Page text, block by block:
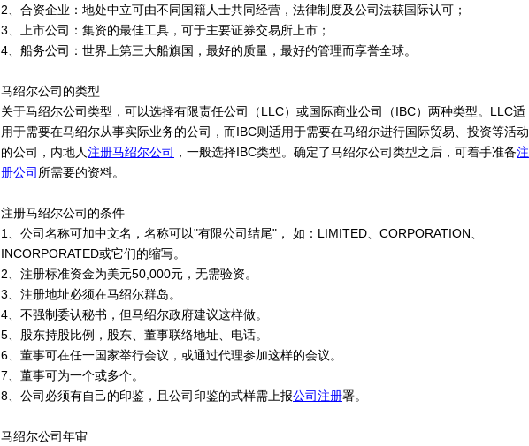
2、合资企业：地处中立可由不同国籍人士共同经营，法律制度及公司法获国际认可；
3、上市公司：集资的最佳工具，可于主要证券交易所上市；
4、船务公司：世界上第三大船旗国，最好的质量，最好的管理而享誉全球。
马绍尔公司的类型
关于马绍尔公司类型，可以选择有限责任公司（LLC）或国际商业公司（IBC）两种类型。LLC适
用于需要在马绍尔从事实际业务的公司，而IBC则适用于需要在马绍尔进行国际贸易、投资等活动
的公司，内地人注册马绍尔公司 ，一般选择IBC类型。确定了马绍尔公司类型之后，可着手准备注
册公司 所需要的资料。
注册马绍尔公司的条件
1、公司名称可加中文名，名称可以"有限公司结尾"， 如：LIMITED、CORPORATION、
INCORPORATED或它们的缩写。
2、注册标准资金为美元50,000元，无需验资。
3、注册地址必须在马绍尔群岛。
4、不强制委认秘书，但马绍尔政府建议这样做。
5、股东持股比例，股东、董事联络地址、电话。
6、董事可在任一国家举行会议，或通过代理参加这样的会议。
7、董事可为一个或多个。
8、公司必须有自己的印鉴，且公司印鉴的式样需上报公司注册署。
马绍尔公司年审